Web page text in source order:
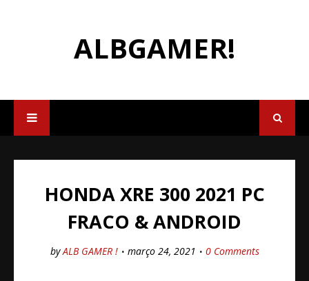
ALBGAMER!
HONDA XRE 300 2021 PC
FRACO & ANDROID
by ALB GAMER ! março 24, 2021 0 Comments